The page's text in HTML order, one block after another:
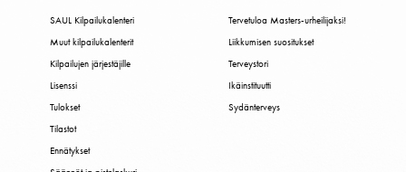
SAUL Kilpailukalenteri
Muut kilpailukalenterit
Kilpailujen järjestäjille
Lisenssi
Tulokset
Tilastot
Ennätykset
Tervetuloa Masters-urheilijaksi!
Liikkumisen suositukset
Terveystori
Ikäinstituutti
Sydänterveys